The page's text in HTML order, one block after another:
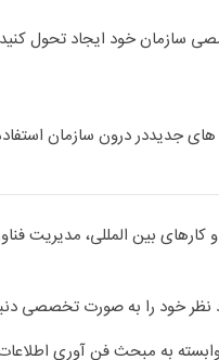
سازمان خود ایجاد تحول
های جدیددر درون سازمان
بین المللی، مدیریت
نظر خود را به صورت تخصصی